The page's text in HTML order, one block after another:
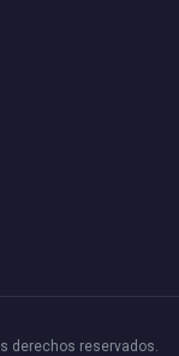
derechos reservados.